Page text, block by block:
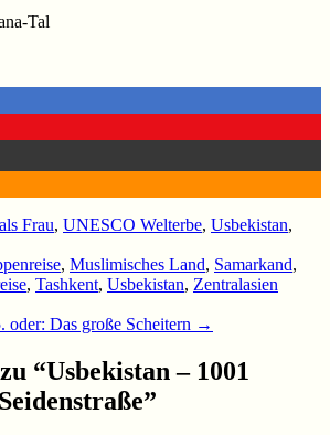
Tal
Frau, UNESCO Welterbe, Usbekistan,
, Muslimisches Land, Samarkand,
, Tashkent, Usbekistan, Zentralasien
Das große Scheitern →
“Usbekistan – 1001
”